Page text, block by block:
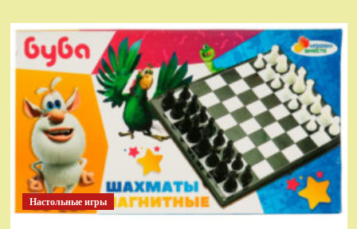
Детский
электромобиль
RiverToys
F888FF
красный
Настольные игры